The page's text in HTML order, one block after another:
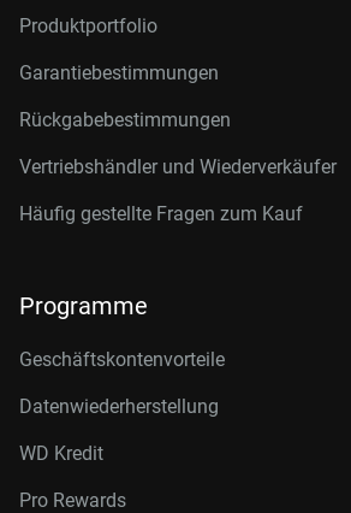
Produktportfolio
Garantiebestimmungen
Rückgabebestimmungen
Vertriebshändler und Wiederverkäufer
Häufig gestellte Fragen zum Kauf
Programme
Geschäftskontenvorteile
Datenwiederherstellung
WD Kredit
Pro Rewards